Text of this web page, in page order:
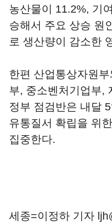
농산물이 11.2%, 기
승해서 주요 상승 원
로 생산량이 감소한
한편 산업통상자원
부, 중소벤처기업부,
정부 점검반은 내달
유통질서 확립을 위
집중한다.
세종=이정하 기자